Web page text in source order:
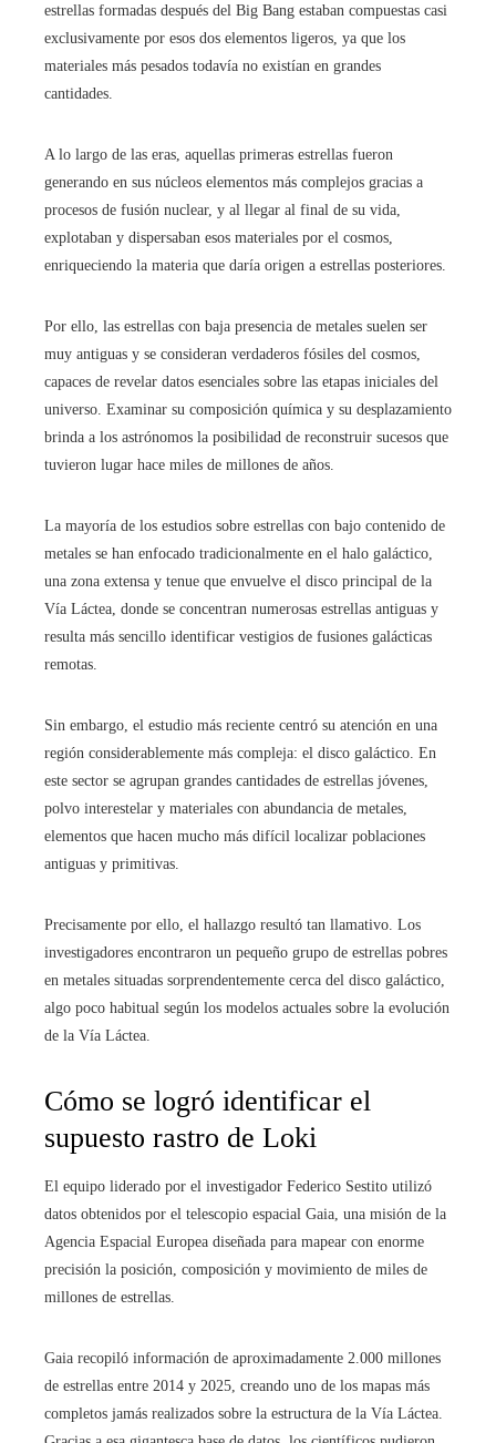
estrellas formadas después del Big Bang estaban compuestas casi
exclusivamente por esos dos elementos ligeros, ya que los
materiales más pesados todavía no existían en grandes
cantidades.
A lo largo de las eras, aquellas primeras estrellas fueron
generando en sus núcleos elementos más complejos gracias a
procesos de fusión nuclear, y al llegar al final de su vida,
explotaban y dispersaban esos materiales por el cosmos,
enriqueciendo la materia que daría origen a estrellas posteriores.
Por ello, las estrellas con baja presencia de metales suelen ser
muy antiguas y se consideran verdaderos fósiles del cosmos,
capaces de revelar datos esenciales sobre las etapas iniciales del
universo. Examinar su composición química y su desplazamiento
brinda a los astrónomos la posibilidad de reconstruir sucesos que
tuvieron lugar hace miles de millones de años.
La mayoría de los estudios sobre estrellas con bajo contenido de
metales se han enfocado tradicionalmente en el halo galáctico,
una zona extensa y tenue que envuelve el disco principal de la
Vía Láctea, donde se concentran numerosas estrellas antiguas y
resulta más sencillo identificar vestigios de fusiones galácticas
remotas.
Sin embargo, el estudio más reciente centró su atención en una
región considerablemente más compleja: el disco galáctico. En
este sector se agrupan grandes cantidades de estrellas jóvenes,
polvo interestelar y materiales con abundancia de metales,
elementos que hacen mucho más difícil localizar poblaciones
antiguas y primitivas.
Precisamente por ello, el hallazgo resultó tan llamativo. Los
investigadores encontraron un pequeño grupo de estrellas pobres
en metales situadas sorprendentemente cerca del disco galáctico,
algo poco habitual según los modelos actuales sobre la evolución
de la Vía Láctea.
Cómo se logró identificar el
supuesto rastro de Loki
El equipo liderado por el investigador Federico Sestito utilizó
datos obtenidos por el telescopio espacial Gaia, una misión de la
Agencia Espacial Europea diseñada para mapear con enorme
precisión la posición, composición y movimiento de miles de
millones de estrellas.
Gaia recopiló información de aproximadamente 2.000 millones
de estrellas entre 2014 y 2025, creando uno de los mapas más
completos jamás realizados sobre la estructura de la Vía Láctea.